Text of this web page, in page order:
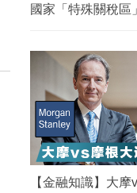
國家「特殊關稅區」
【金融知識】大